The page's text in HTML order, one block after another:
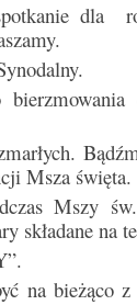
dla
Msza święta.
Mszy
składane na
na bieżąco